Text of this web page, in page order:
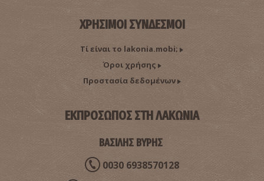
ΧΡΗΣΙΜΟΙ ΣΥΝΔΕΣΜΟΙ
Τί είναι το lakonia.mobi;
Όροι χρήσης
Προστασία δεδομένων
ΕΚΠΡΟΣΩΠΟΣ ΣΤΗ ΛΑΚΩΝΙΑ
ΒΑΣΙΛΗΣ ΒΥΡΗΣ
0030 6938570128